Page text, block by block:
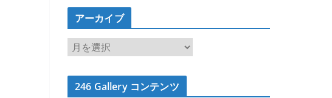
アーカイブ
ア
ー
カ
イ246 Gallery コンテンツ